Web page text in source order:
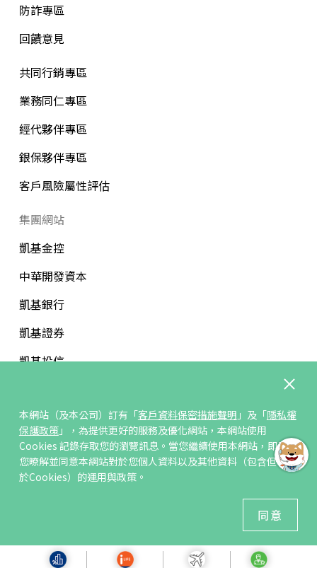
本網站（及本公司）訂有「客戶資料保密措施聲明 」及「隱私權
保護政策」，為提供更好的服務及優化網站，本網站使用
Cookies 記錄存取您的瀏覽訊息。當您繼續使用本網站，即表示
您暸解並同意本網站對於您個人資料以及其他資料（包含但不限
於Cookies）的運用與政策。
同意
防詐專區
回饋意見
共同行銷專區
業務同仁專區
經代夥伴專區
銀保夥伴專區
客戶風險屬性評估
集團網站
凱基金控
中華開發資本
凱基銀行
凱基證券
凱基投信
訂閱/取消電子報